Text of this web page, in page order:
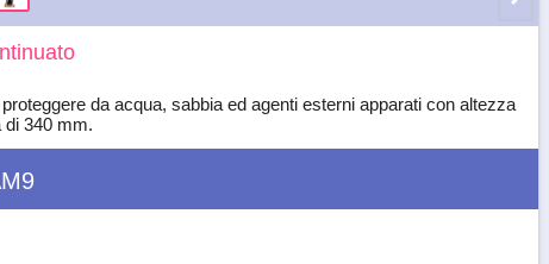
da acqua, sabbia ed agenti esterni apparati con altezza
di 340 mm.